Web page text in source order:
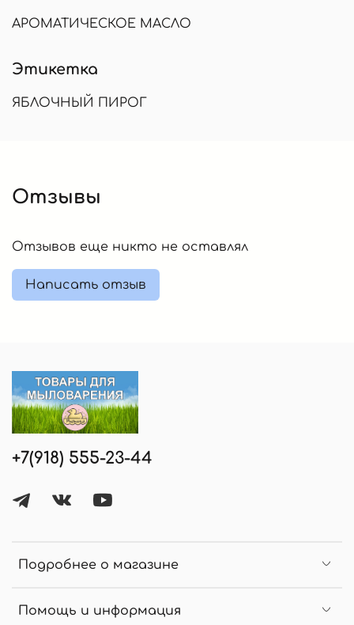
АРОМАТИЧЕСКОЕ МАСЛО
Этикетка
ЯБЛОЧНЫЙ ПИРОГ
Отзывы
Отзывов еще никто не оставлял
Написать отзыв
Подробнее о магазине
Помощь и информация
+7(918) 555-23-44